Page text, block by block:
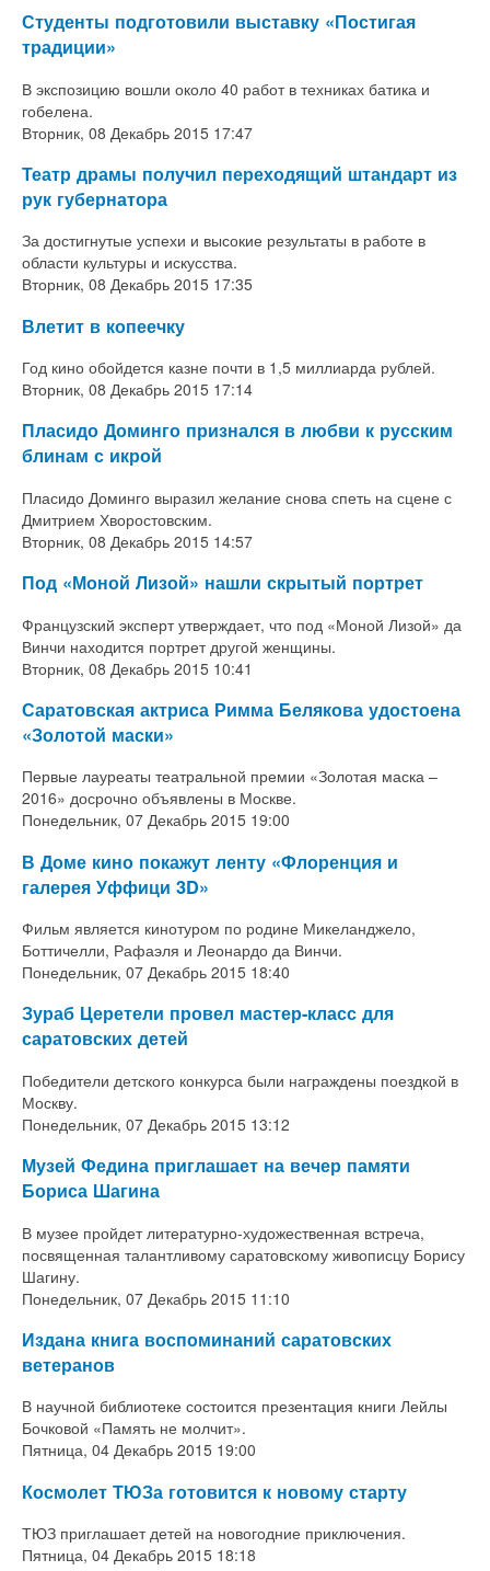
Студенты подготовили выставку «Постигая
традиции»
В экспозицию вошли около 40 работ в техниках батика и
гобелена.
Вторник, 08 Декабрь 2015 17:47
Театр драмы получил переходящий штандарт из
рук губернатора
За достигнутые успехи и высокие результаты в работе в
области культуры и искусства.
Вторник, 08 Декабрь 2015 17:35
Влетит в копеечку
Год кино обойдется казне почти в 1,5 миллиарда рублей.
Вторник, 08 Декабрь 2015 17:14
Пласидо Доминго признался в любви к русским
блинам с икрой
Пласидо Доминго выразил желание снова спеть на сцене с
Дмитрием Хворостовским.
Вторник, 08 Декабрь 2015 14:57
Под «Моной Лизой» нашли скрытый портрет
Французский эксперт утверждает, что под «Моной Лизой» да
Винчи находится портрет другой женщины.
Вторник, 08 Декабрь 2015 10:41
Саратовская актриса Римма Белякова удостоена
«Золотой маски»
Первые лауреаты театральной премии «Золотая маска –
2016» досрочно объявлены в Москве.
Понедельник, 07 Декабрь 2015 19:00
В Доме кино покажут ленту «Флоренция и
галерея Уффици 3D»
Фильм является кинотуром по родине Микеланджело,
Боттичелли, Рафаэля и Леонардо да Винчи.
Понедельник, 07 Декабрь 2015 18:40
Зураб Церетели провел мастер-класс для
саратовских детей
Победители детского конкурса были награждены поездкой в
Москву.
Понедельник, 07 Декабрь 2015 13:12
Музей Федина приглашает на вечер памяти
Бориса Шагина
В музее пройдет литературно-художественная встреча,
посвященная талантливому саратовскому живописцу Борису
Шагину.
Понедельник, 07 Декабрь 2015 11:10
Издана книга воспоминаний саратовских
ветеранов
В научной библиотеке состоится презентация книги Лейлы
Бочковой «Память не молчит».
Пятница, 04 Декабрь 2015 19:00
Космолет ТЮЗа готовится к новому старту
ТЮЗ приглашает детей на новогодние приключения.
Пятница, 04 Декабрь 2015 18:18